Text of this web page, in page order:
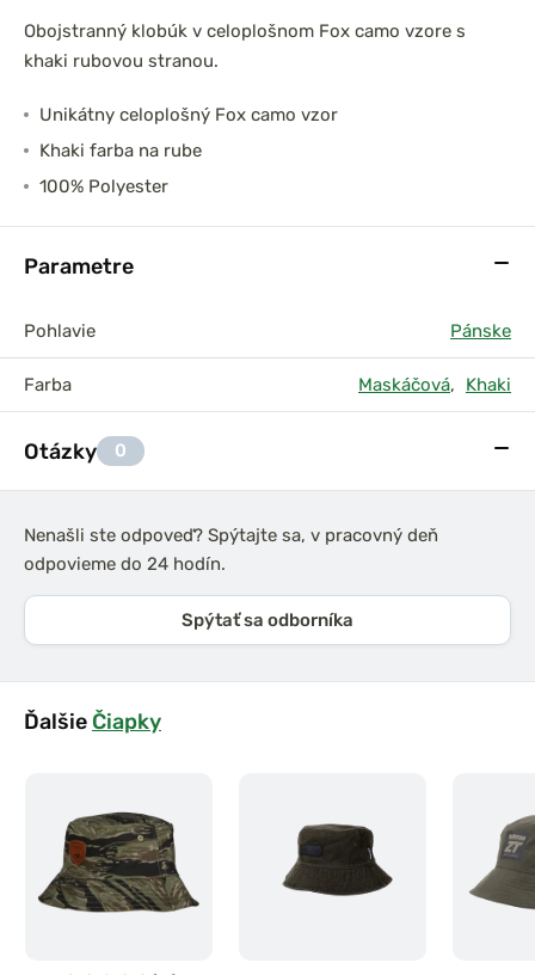
Obojstranný klobúk v celoplošnom Fox camo vzore s
khaki rubovou stranou.
Unikátny celoplošný Fox camo vzor
Khaki farba na rube
100% Polyester
Parametre
Pohlavie Pánske
Farba Maskáčová, Khaki
Otázky 0
Nenašli ste odpoveď? Spýtajte sa, v pracovný deň
odpovieme do 24 hodín.
Spýtať sa odborníka
Ďalšie Čiapky